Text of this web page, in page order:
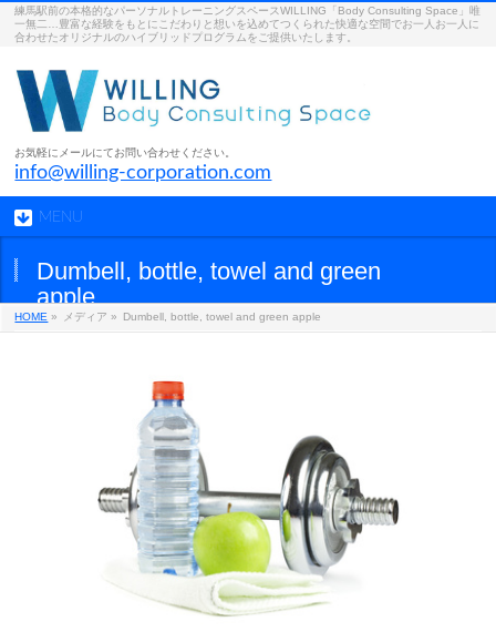
練馬駅前の本格的なパーソナルトレーニングスペースWILLING「Body Consulting Space」唯
一無二…豊富な経験をもとにこだわりと想いを込めてつくられた快適な空間でお一人お一人に
合わせたオリジナルのハイブリッドプログラムをご提供いたします。
お気軽にメールにてお問い合わせください。
info@willing-corporation.com
MENU
Dumbell, bottle, towel and green
apple
HOME » メディア » Dumbell, bottle, towel and green apple